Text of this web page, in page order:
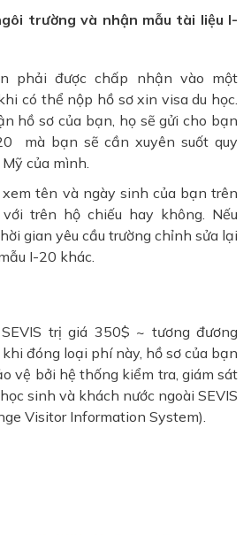
trường và nhận mẫu tài liệu I-
phải được chấp nhận vào một
có thể nộp hồ sơ xin visa du học.
hồ sơ của bạn, họ sẽ gửi cho bạn
mà bạn sẽ cần xuyên suốt quy
của mình.
tên và ngày sinh của bạn trên
trên hộ chiếu hay không. Nếu
gian yêu cầu trường chỉnh sửa lại
I-20 khác.
trị giá 350$ ~ tương đương
đóng loại phí này, hồ sơ của bạn
vệ bởi hệ thống kiểm tra, giám sát
sinh và khách nước ngoài SEVIS
Visitor Information System).